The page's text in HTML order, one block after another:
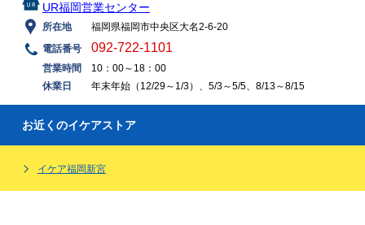
UR福岡営業センター
所在地
福岡県福岡市中央区大名2-6-20
電話番号
092-722-1101
営業時間
10：00～18：00
休業日
年末年始（12/29～1/3）、5/3～5/5、8/13～8/15
お近くのイケアストア
イケア福岡新宮